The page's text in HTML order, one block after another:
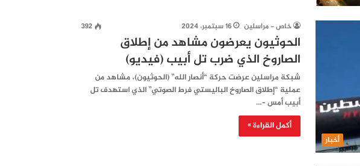
أخبار
خاص - مراسلين 16 سبتمبر، 2024 392
الحوثيون يعرضون مشاهد من إطلاق
الصاروخ الذي ضرب تل أبيب (فيديو)
شبكة مراسلين عرضت حركة “أنصار الله” (الحوثيون)، مشاهد من
عملية “إطلاق الصاروخ الباليستي فرط الصوتي” الذي استهدف تل
أبيب أمس –…
أكمل القراءة »